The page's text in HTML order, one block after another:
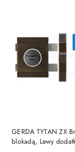
GERDA TYTAN ZX
blokadą, Lewy